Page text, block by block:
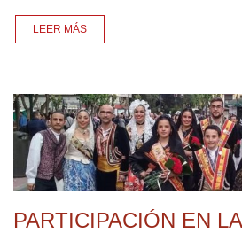
LEER MÁS
PARTICIPACIÓN EN